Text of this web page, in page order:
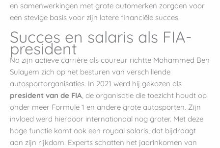
en samenwerkingen met grote automerken zorgden voor
een stevige basis voor zijn latere financiële succes.
Succes en salaris als FIA-
president
Na zijn actieve carrière als coureur richtte Mohammed Ben
Sulayem zich op het besturen van verschillende
autosportorganisaties. In 2021 werd hij gekozen als
president van de FIA , de organisatie die toezicht houdt op
onder meer Formule 1 en andere grote autosporten. Zijn
invloed werd hierdoor internationaal nog groter. Met deze
hoge functie komt ook een royaal salaris, dat bijdraagt
aan zijn rijkdom. Experts schatten het jaarinkomen van